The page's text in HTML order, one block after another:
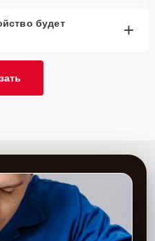
будет
+